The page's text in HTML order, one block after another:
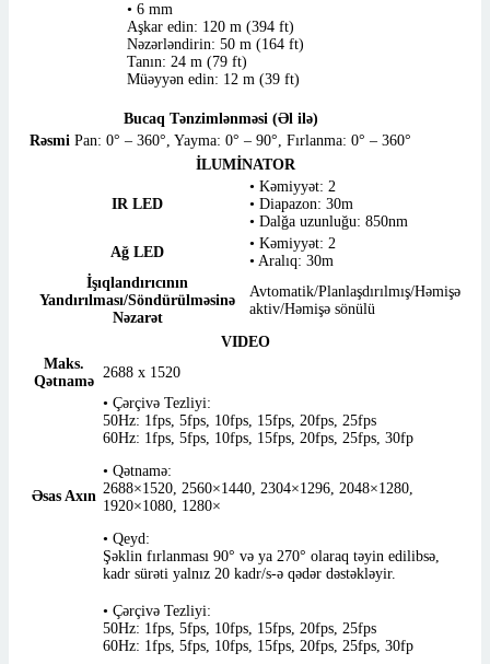
• 6 mm
Aşkar edin: 120 m (394 ft)
Nəzərləndirin: 50 m (164 ft)
Tanın: 24 m (79 ft)
Müəyyən edin: 12 m (39 ft)
Bucaq Tənzimlənməsi (Əl ilə)
Rəsmi Pan: 0° – 360°, Yayma: 0° – 90°, Fırlanma: 0° – 360°
İLUMİNATOR
IR LED
• Kəmiyyət: 2
• Diapazon: 30m
• Dalğa uzunluğu: 850nm
Ağ LED
• Kəmiyyət: 2
• Aralıq: 30m
İşıqlandırıcının
Yandırılması/Söndürülməsinə
Nəzarət
Avtomatik/Planlaşdırılmış/Həmişə
aktiv/Həmişə sönülü
VIDEO
Maks.
Qətnamə
2688 x 1520
Əsas Axın
• Çərçivə Tezliyi:
50Hz: 1fps, 5fps, 10fps, 15fps, 20fps, 25fps
60Hz: 1fps, 5fps, 10fps, 15fps, 20fps, 25fps, 30fp
• Qətnamə:
2688×1520, 2560×1440, 2304×1296, 2048×1280,
1920×1080, 1280×
• Qeyd:
Şəklin fırlanması 90° və ya 270° olaraq təyin edilibsə,
kadr sürəti yalnız 20 kadr/s-ə qədər dəstəkləyir.
• Çərçivə Tezliyi:
50Hz: 1fps, 5fps, 10fps, 15fps, 20fps, 25fps
60Hz: 1fps, 5fps, 10fps, 15fps, 20fps, 25fps, 30fp